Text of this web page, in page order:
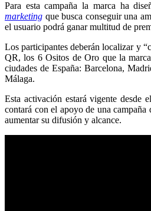
Para esta campaña la marca ha
marketing que busca conseguir una
el usuario podrá ganar multitud de
Los participantes deberán localizar y
QR, los 6 Ositos de Oro que la
ciudades de España: Barcelona,
Málaga.
Esta activación estará vigente
contará con el apoyo de una campaña
aumentar su difusión y alcance.